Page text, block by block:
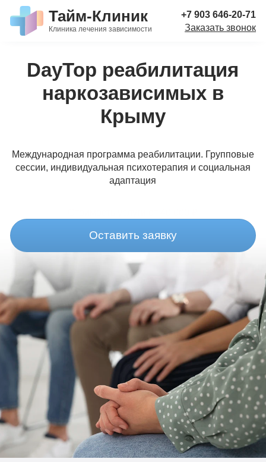
Тайм-Клиник
Клиника лечения зависимости
+7 903 646-20-71
Заказать звонок
DayTop реабилитация
наркозависимых в
Крыму
Международная программа реабилитации. Групповые
сессии, индивидуальная психотерапия и социальная
адаптация
Оставить заявку